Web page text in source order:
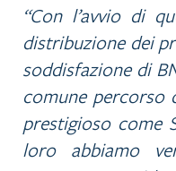
“Con l’avvio di
distribuzione dei
soddisfazione di
comune percorso
prestigioso come
loro abbiamo